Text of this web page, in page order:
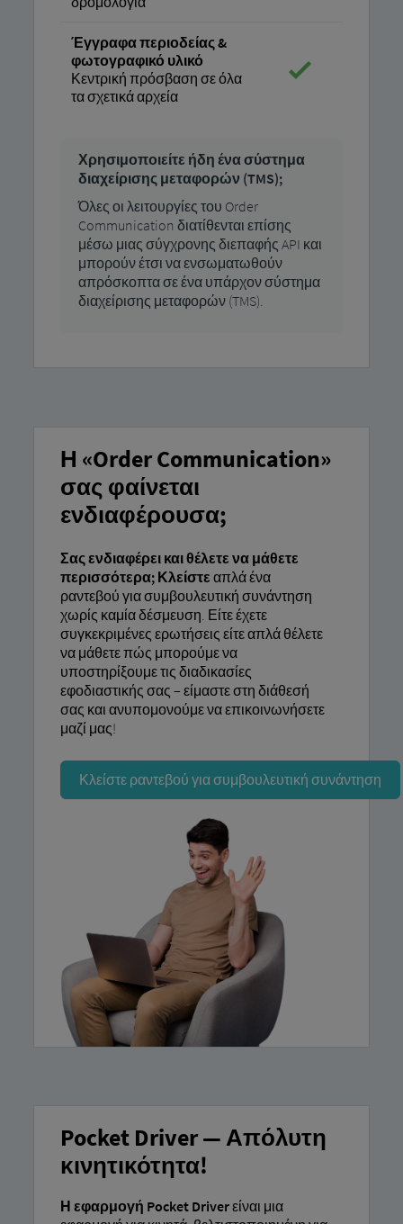
Έγγραφα περιοδείας &
φωτογραφικό υλικό
Κεντρική πρόσβαση σε όλα
τα σχετικά αρχεία
Χρησιμοποιείτε ήδη ένα σύστημα
διαχείρισης μεταφορών (TMS);
Όλες οι λειτουργίες του Order
Communication διατίθενται επίσης
μέσω μιας σύγχρονης διεπαφής API και
μπορούν έτσι να ενσωματωθούν
απρόσκοπτα σε ένα υπάρχον σύστημα
διαχείρισης μεταφορών (TMS).
Η «Order Communication»
σας φαίνεται
ενδιαφέρουσα;
Σας ενδιαφέρει και θέλετε να μάθετε
περισσότερα; Κλείστε απλά ένα
ραντεβού για συμβουλευτική συνάντηση
χωρίς καμία δέσμευση. Είτε έχετε
συγκεκριμένες ερωτήσεις είτε απλά θέλετε
να μάθετε πώς μπορούμε να
υποστηρίξουμε τις διαδικασίες
εφοδιαστικής σας – είμαστε στη διάθεσή
σας και ανυπομονούμε να επικοινωνήσετε
μαζί μας!
Κλείστε ραντεβού για συμβουλευτική συνάντηση
Pocket Driver — Απόλυτη
κινητικότητα!
Η εφαρμογή Pocket Driverείναι μια